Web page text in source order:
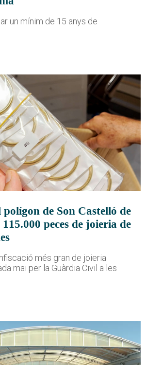
un mínim de 15 anys de
de Son Castelló de
peces de joieria de
més gran de joieria
mai per la Guàrdia Civil a les